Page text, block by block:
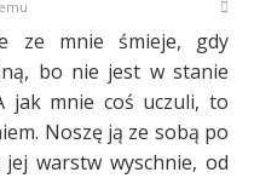
ze mnie śmieje, gdy
bo nie jest w stanie
jak mnie coś uczuli, to
Noszę ją ze sobą po
warstw wyschnie, od